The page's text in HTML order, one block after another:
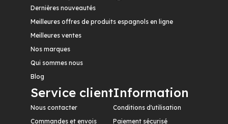
Dernières nouveautés
Meilleures offres de produits espagnols en ligne
Meilleures ventes
Nos marques
Qui sommes nous
Blog
Service client
Nous contacter
Commandes et envois
Information
Conditions d'utilisation
Paiement sécurisé